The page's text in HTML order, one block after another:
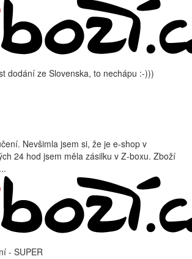
dodání ze Slovenska, to nechápu :-)))
Nevšimla jsem si, že je e-shop v
24 hod jsem měla zásilku v Z-boxu. Zboží
- SUPER